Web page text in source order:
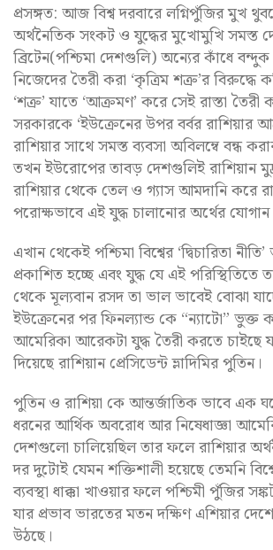
প্রসঙ্গত: আজ বিশ্ব দরবারে লগ্নিপুঁজির মুখ
অর্থনৈতিক সংকট ও যুদ্ধের মুখোমুখি সমস্ত
ব্রিটেন(পশ্চিমা দেশগুলি) অন্যের কাঁধে
নিজেদের তৈরী করা ‘কৃত্রিম শত্রু’র বিরুদ্ধে
‘শত্রু’ যাতে ‘আক্রমণ’ করে সেই রাস্তা
সরকারকে ‘ইউক্রেনের উপর বর্বর রাশিয়ার
রাশিয়ার সাথে সমস্ত ব্যবসা অবিলম্বে বন্ধ
তখন ইউরোপের তাবড় দেশগুলিই রাশিয়ান
রাশিয়ার থেকে তেল ও গ্যাস আমদানি করে
পরোক্ষভাবে এই যুদ্ধ চালানোর অর্থের যোগান
এখান থেকেই পশ্চিমা বিশ্বের ‘দ্বিচারিতা
প্রকাশিত হচ্ছে এবং যুদ্ধ যে এই পরিস্থিতিতে
থেকে মূল্যবান রসদ তা ভাল ভাবেই বোঝা
ইউক্রেনের পর ফিনল্যান্ড কে “ন্যাটো” ভুক্ত
আমেরিকা আরেকটা যুদ্ধ তৈরী করতে চাইছে
দিয়েছে রাশিয়ান প্রেসিডেন্ট ভ্লাদিমির পুতিন।
পুতিন ও রাশিয়া কে আন্তর্জাতিক ভাবে এক
ধরনের আর্থিক অবরোধ আর নিষেধাজ্ঞা
দেশগুলো চালিয়েছিল তার ফলে রাশিয়ার
দর দুটোই যেমন শক্তিশালী হয়েছে তেমনি
ব্যবস্থা ধাক্কা খাওয়ার ফলে পশ্চিমী পুঁজির
যার প্রভাব ভারতের মতন দক্ষিণ এশিয়ার
উঠছে।